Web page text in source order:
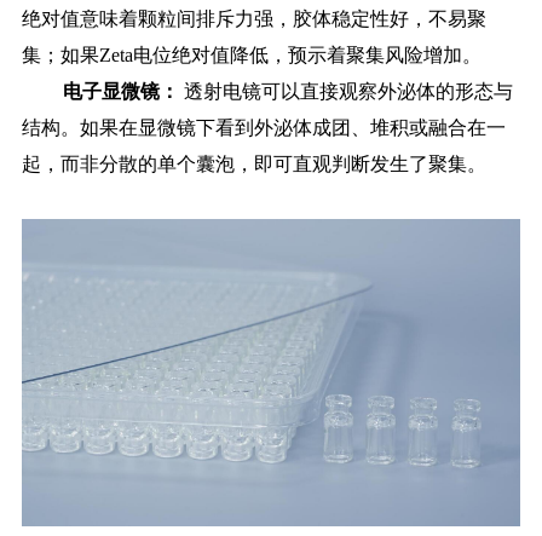
绝对值意味着颗粒间排斥力强，胶体稳定性好，不易聚
集；如果Zeta电位绝对值降低，预示着聚集风险增加。
电子显微镜： 透射电镜可以直接观察外泌体的形态与
结构。如果在显微镜下看到外泌体成团、堆积或融合在一
起，而非分散的单个囊泡，即可直观判断发生了聚集。